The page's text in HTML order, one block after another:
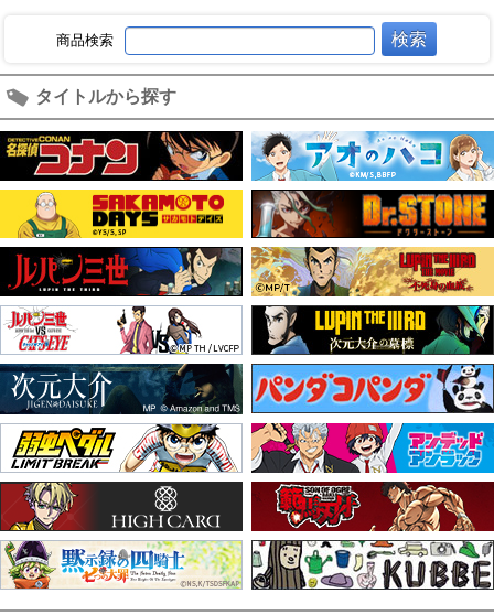
商品検索
タイトルから探す